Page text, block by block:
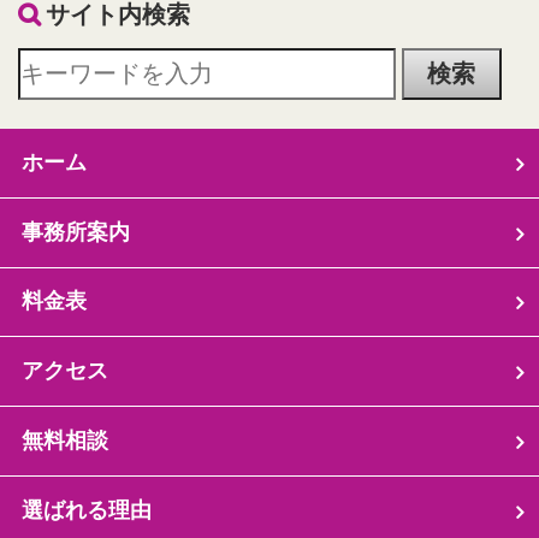
サイト内検索
ホーム
事務所案内
料金表
アクセス
無料相談
選ばれる理由